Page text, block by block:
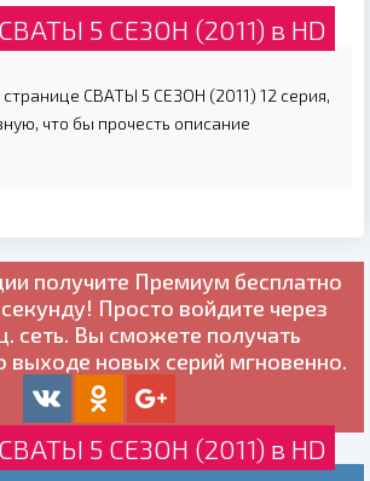
5 СЕЗОН (2011) в HD
СВАТЫ 5 СЕЗОН (2011) 12 серия,
что бы прочесть описание
получите Премиум бесплатно
секунду! Просто войдите через
сеть. Вы сможете получать
выходе новых серий мгновенно.
5 СЕЗОН (2011) в HD